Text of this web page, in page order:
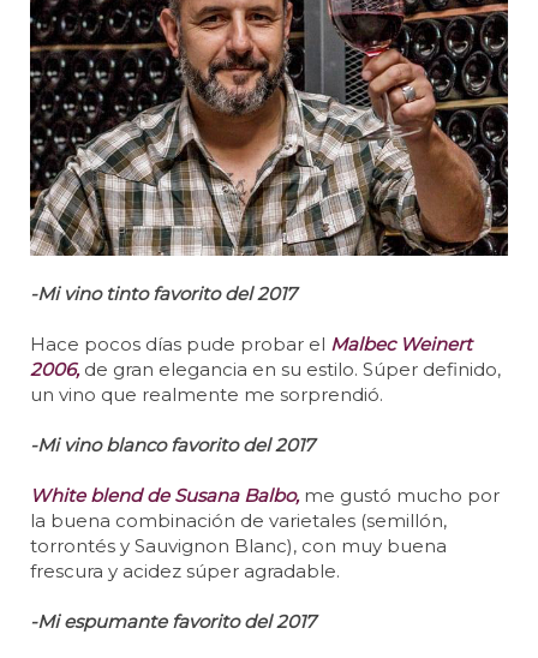
-Mi vino tinto favorito del 2017
Hace pocos días pude probar el Malbec Weinert
2006,de gran elegancia en su estilo. Súper definido,
un vino que realmente me sorprendió.
-Mi vino blanco favorito del 2017
White blend de Susana Balbo,me gustó mucho por
la buena combinación de varietales (semillón,
torrontés y Sauvignon Blanc), con muy buena
frescura y acidez súper agradable.
-Mi espumante favorito del 2017